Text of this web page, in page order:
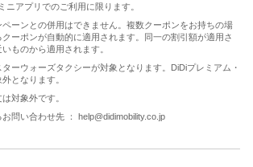
ニアプリでのご利用に限ります。
ーンとの併用はできません。複数クーポンをお持ちの場
ーポンが自動的に適用されます。同一の割引額が適用さ
ものから適用されます。
ーウォーズタクシーが対象となります。DiDiプレミアム・
となります。
対象外です。
問い合わせ先 ： help@didimobility.co.jp